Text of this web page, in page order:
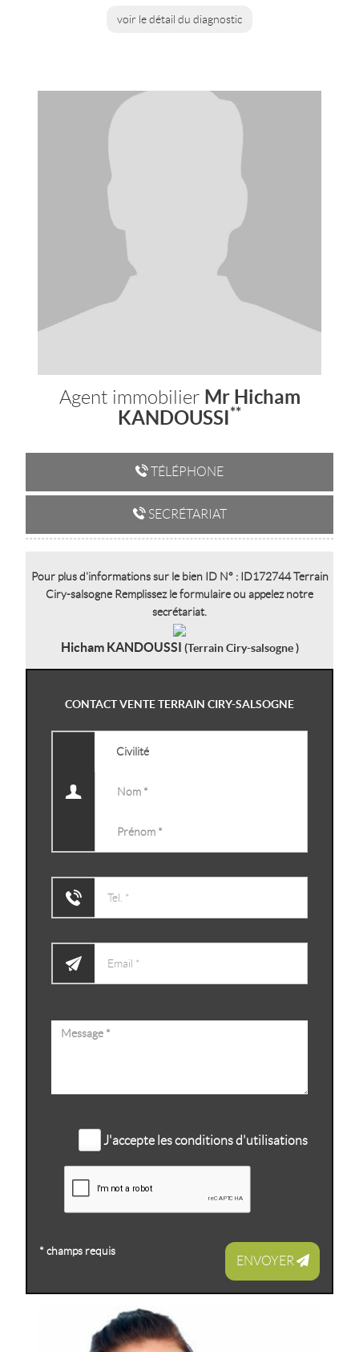
voir le détail du diagnostic
Agent immobilier Mr Hicham
KANDOUSSI**
TÉLÉPHONE
SECRÉTARIAT
Pour plus d'informations sur le bien ID N° : ID172744 Terrain
Ciry-salsogne Remplissez le formulaire ou appelez notre
secrétariat.
Hicham KANDOUSSI (Terrain Ciry-salsogne )
CONTACT VENTE TERRAIN CIRY-SALSOGNE
J'accepte les conditions d'utilisations
ENVOYER
* champs requis